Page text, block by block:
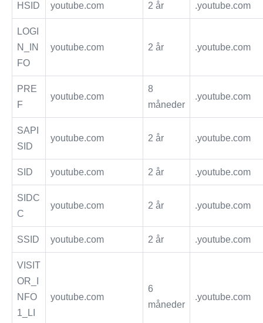
HSID youtube.com 2 år .youtube.com
LOGI
N_IN
FO
youtube.com 2 år .youtube.com
PRE
F
youtube.com
8
måneder
.youtube.com
SAPI
SID
youtube.com 2 år .youtube.com
SID youtube.com 2 år .youtube.com
SIDC
C
youtube.com 2 år .youtube.com
SSID youtube.com 2 år .youtube.com
VISIT
OR_I
NFO
1_LI
youtube.com
6
måneder
.youtube.com